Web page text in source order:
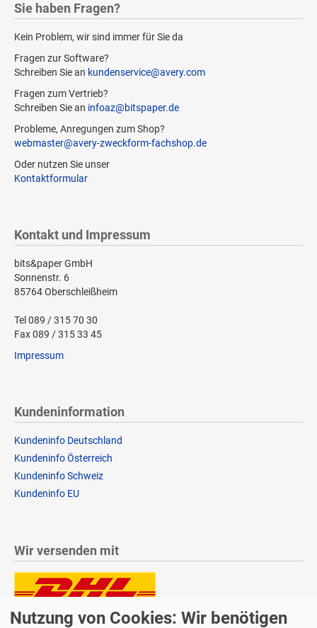
Sie haben Fragen?
Kein Problem, wir sind immer für Sie da
Fragen zur Software?
Schreiben Sie an kundenservice@avery.com
Fragen zum Vertrieb?
Schreiben Sie an infoaz@bitspaper.de
Probleme, Anregungen zum Shop?
webmaster@avery-zweckform-fachshop.de
Oder nutzen Sie unser
Kontaktformular
Kontakt und Impressum
bits&paper GmbH
Sonnenstr. 6
85764 Oberschleißheim
Tel 089 / 315 70 30
Fax 089 / 315 33 45
Impressum
Kundeninformation
Kundeninfo Deutschland
Kundeninfo Österreich
Kundeninfo Schweiz
Kundeninfo EU
Wir versenden mit
Lieferung auch an Packstationen und Postfilialen
Nutzung von Cookies: Wir benötigen